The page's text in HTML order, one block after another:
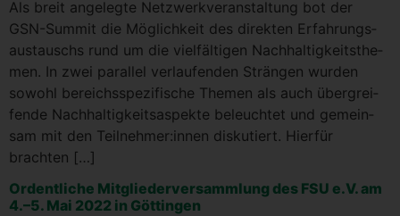
Als breit ange­leg­te Netz­werk­ver­an­stal­tung bot der
GSN-Sum­­mit die Mög­lich­keit des direk­ten Erfah­rungs­
aus­tauschs rund um die viel­fäl­ti­gen Nach­hal­tig­keits­the­
men. In zwei par­al­lel ver­lau­fen­den Strän­gen wur­den
sowohl bereichs­spe­zi­fi­sche The­men als auch über­grei­
fen­de Nach­hal­tig­keits­aspek­te beleuch­tet und gemein­
sam mit den Teilnehmer:innen dis­ku­tiert. Hier­für
brachten […]
Ordent­li­che Mit­glie­der­ver­samm­lung des FSU e.V. am
4.–5. Mai 2022 in Göttingen